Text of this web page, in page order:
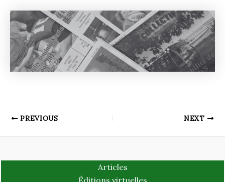
PREVIOUS NEXT
Articles